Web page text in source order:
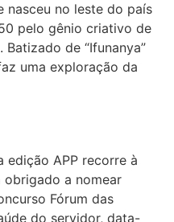
nasceu no leste do país
pelo gênio criativo de
de “Ifunanya”
uma exploração da
edição APP recorre à
obrigado a nomear
Fórum das
do servidor, data-